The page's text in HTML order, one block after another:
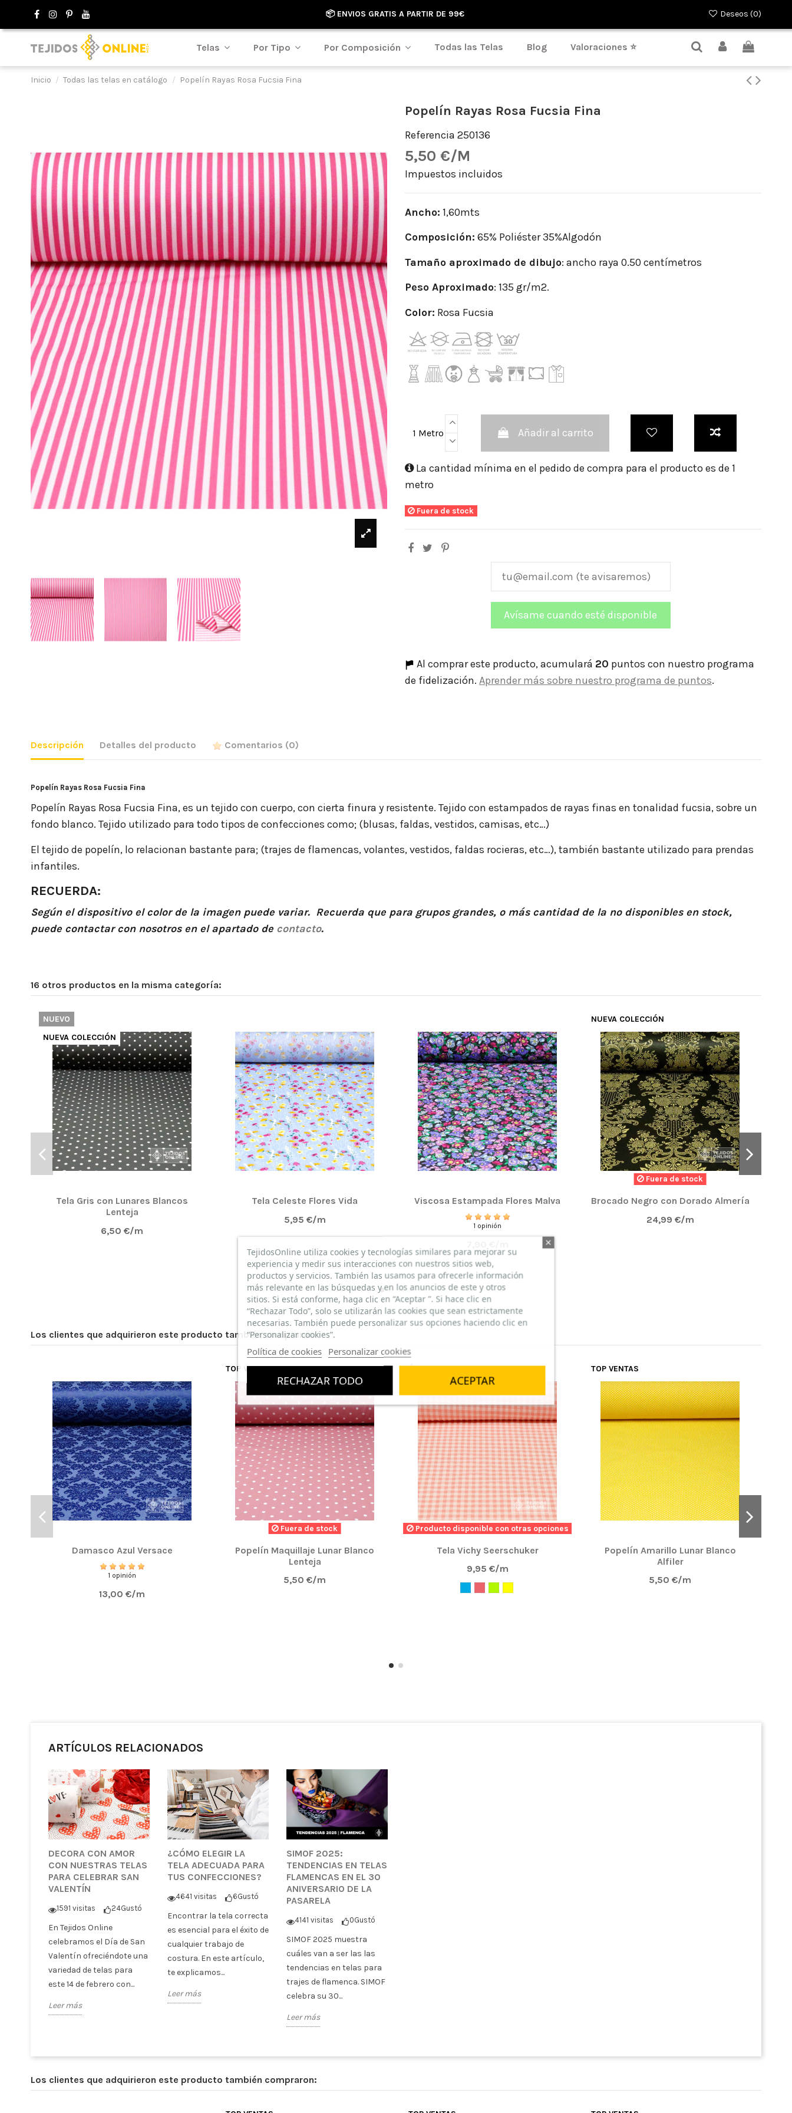
📦 ENVIOS GRATIS A PARTIR DE 99€ Deseos (0)
Telas Por Tipo Por Composición Todas las Telas Blog Valoraciones ⭐
Inicio Todas las telas en catálogo Popelín Rayas Rosa Fucsia Fina
Popelín Rayas Rosa Fucsia Fina
Referencia 250136
5,50 €/M
Impuestos incluidos
Ancho: 1,60mts
Composición: 65% Poliéster 35%Algodón
Tamaño aproximado de dibujo: ancho raya 0.50 centímetros
Peso Aproximado: 135 gr/m2.
Color: Rosa Fucsia
1 Metro Añadir al carrito
La cantidad mínima en el pedido de compra para el producto es de 1
metro
Fuera de stock
Al comprar este producto, acumulará 20 puntos con nuestro programa
de fidelización. Aprender más sobre nuestro programa de puntos.
Descripción Detalles del producto Comentarios (0)
Popelín Rayas Rosa Fucsia Fina
Popelín Rayas Rosa Fucsia Fina, es un tejido con cuerpo, con cierta finura y resistente. Tejido con estampados de rayas finas en tonalidad fucsia, sobre un
fondo blanco. Tejido utilizado para todo tipos de confecciones como; (blusas, faldas, vestidos, camisas, etc…)
El tejido de popelín, lo relacionan bastante para; (trajes de flamencas, volantes, vestidos, faldas rocieras, etc…), también bastante utilizado para prendas
infantiles.
RECUERDA:
Según el dispositivo el color de la imagen puede variar. Recuerda que para grupos grandes, o más cantidad de la no disponibles en stock,
puede contactar con nosotros en el apartado de contacto.
16 otros productos en la misma categoría:
NUEVO
NUEVA COLECCIÓN
Tela Gris con Lunares Blancos
Lenteja
6,50 €/m
Tela Celeste Flores Vida
5,95 €/m
Viscosa Estampada Flores Malva
1 opinión
NUEVA COLECCIÓN
Fuera de stock
Brocado Negro con Dorado Almería
24,99 €/m
Los clientes que adquirieron este producto también compraron:
Damasco Azul Versace
1 opinión
13,00 €/m
TOP VENTAS
Fuera de stock
Popelín Maquillaje Lunar Blanco
Lenteja
5,50 €/m
ÚLTIMOS METROS
Producto disponible con otras opciones
Tela Vichy Seerschuker
9,95 €/m
TOP VENTAS
Popelín Amarillo Lunar Blanco
Alfiler
5,50 €/m
ARTÍCULOS RELACIONADOS
DECORA CON AMOR
CON NUESTRAS TELAS
PARA CELEBRAR SAN
VALENTÍN
1591 visitas 24Gustó
En Tejidos Online
celebramos el Día de San
Valentín ofreciéndote una
variedad de telas para
este 14 de febrero con...
Leer más
¿CÓMO ELEGIR LA
TELA ADECUADA PARA
TUS CONFECCIONES?
4641 visitas 6Gustó
Encontrar la tela correcta
es esencial para el éxito de
cualquier trabajo de
costura. En este artículo,
te explicamos...
Leer más
SIMOF 2025:
TENDENCIAS EN TELAS
FLAMENCAS EN EL 30
ANIVERSARIO DE LA
PASARELA
4141 visitas 0Gustó
SIMOF 2025 muestra
cuáles van a ser las las
tendencias en telas para
trajes de flamenca. SIMOF
celebra su 30...
Leer más
Los clientes que adquirieron este producto también compraron:
TejidosOnline utiliza cookies y tecnologías similares para mejorar su
experiencia y medir sus interacciones con nuestros sitios web,
productos y servicios. También las usamos para ofrecerle información
más relevante en las búsquedas y en los anuncios de este y otros
sitios. Si está conforme, haga clic en “Aceptar ”. Si hace clic en
“Rechazar Todo”, solo se utilizarán las cookies que sean estrictamente
necesarias. También puede personalizar sus opciones haciendo clic en
“Personalizar cookies”.
Política de cookies Personalizar cookies
RECHAZAR TODO ACEPTAR